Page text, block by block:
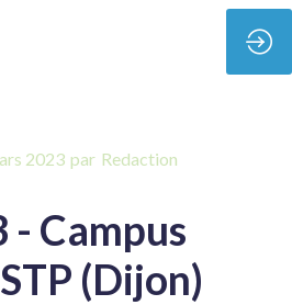
2023 par Redaction
- Campus
(Dijon)